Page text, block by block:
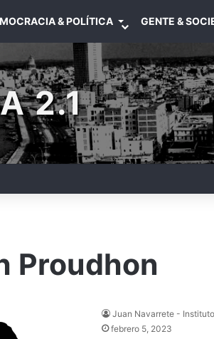
& POLÍTICA GENTE &
2.1
Proudhon
Juan Navarrete -
febrero 5, 2023